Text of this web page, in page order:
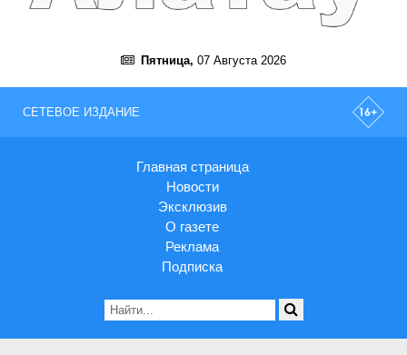
Пятница, 07 Августа 2026
СЕТЕВОЕ ИЗДАНИЕ
Главная страница
Новости
Эксклюзив
О газете
Реклама
Подписка